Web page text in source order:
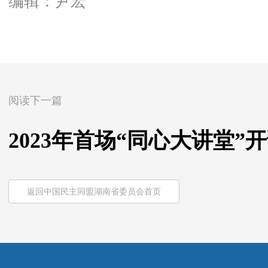
阅读下一篇
2023年首场“同心大讲堂”
返回中国民主同盟湖南省委员会首页